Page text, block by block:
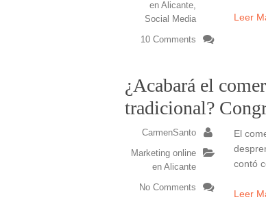
en Alicante,
Social Media
10 Comments
Leer
¿Acabará el
tradicional?
CarmenSanto
Marketing online
en Alicante
No Comments
El
contó
Leer